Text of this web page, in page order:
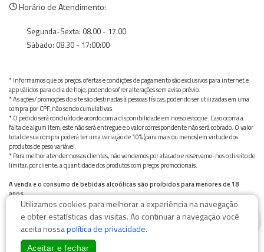
Horário de Atendimento:
Segunda-Sexta: 08.00 - 17.00
Sábado: 08.30 - 17:00:00
* Informamos que os preços, ofertas e condições de pagamento são exclusivos para internet e
app válidos para o dia de hoje, podendo sofrer alterações sem aviso prévio.
* As ações/promoções do site são destinadas à pessoas físicas, podendo ser utilizadas em uma
compra por CPF, não sendo cumulativas.
* O pedido será concluído de acordo com a disponibilidade em nosso estoque. Caso ocorra a
falta de algum item, este não será entregue e o valor correspondente não será cobrado. O valor
total de sua compra poderá ter uma variação de 10% (para mais ou menos) em virtude dos
produtos de peso variável.
* Para melhor atender nossos clientes, não vendemos por atacado e reservamo-nos o direito de
limitar, por cliente, a quantidade dos produtos com preços promocionais.
A venda e o consumo de bebidas alcoólicas são proibidos para menores de 18
anos.
Bebida alcoólica pode causar dependência química e, em excesso, provoca graves males à saúde.
Beba com moderação
Utilizamos cookies para melhorar a experiência na navegação
e obter estatísticas das visitas. Ao continuar a navegação você
aceita nossapolítica de privacidade.
Aceitar e fechar